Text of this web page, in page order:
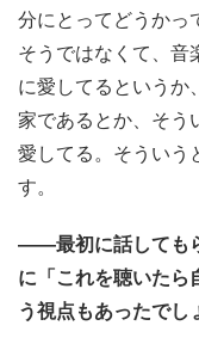
分にとってどうかっ
そうではなくて、音
に愛してるというか
家であるとか、そう
愛してる。そういう
す。
――最初に話しても
に「これを聴いたら
う視点もあったでし